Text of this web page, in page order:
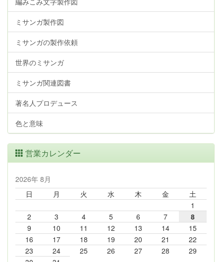
ミサンガ製作図
ミサンガの製作依頼
世界のミサンガ
ミサンガ関連図書
著名人プロデュース
色と意味
営業カレンダー
2026年 8月
日
月 火 水 木 金
土
1
2
3 4 5 6 7
8
9
10 11 12 13 14
15
16
17 18 19 20 21
22
23
24 25 26 27 28
29